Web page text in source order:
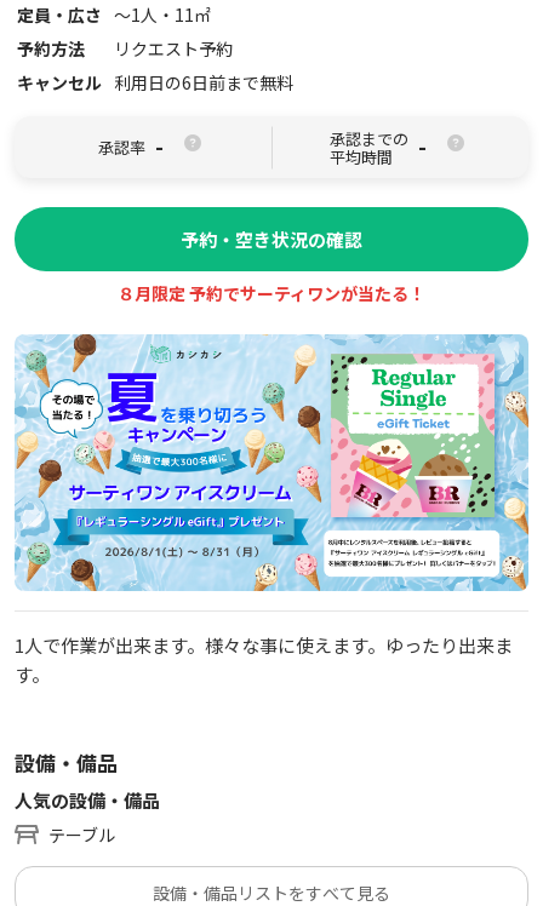
定員・広さ 〜1人・ 11㎡
予約方法
リクエスト予約
キャンセル 利用日の6日前まで無料
承認率 - 承認までの
平均時間 -
予約・空き状況の確認
８月限定 予約でサーティワンが当たる！
1人で作業が出来ます。様々な事に使えます。ゆったり出来ま
す。
設備・備品
人気の設備・備品
テーブル
設備・備品リストをすべて見る